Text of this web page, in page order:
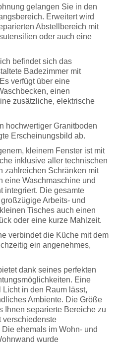
gelangen Sie in den
Erweitert wird
Abstellbereich mit
oder auch eine
befindet sich das
Badezimmer mit
verfügt über eine
einen
zusätzliche, elektrische
hochwertiger Granitboden
Erscheinungsbild ab.
kleinem Fenster ist mit
inklusive aller technischen
zahlreichen Schränken mit
eine Waschmaschine und
integriert. Die gesamte
Arbeits- und
Tisches auch einen
oder eine kurze Mahlzeit.
verbindet die Küche mit dem
ein angenehmes,
dank seines perfekten
Eine
in den Raum lässt,
Ambiente. Die Größe
Ihnen separierte Bereiche zu
verschiedenste
ehemals im Wohn- und
wurde